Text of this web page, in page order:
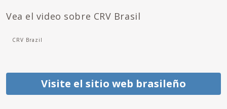
Vea el video sobre CRV Brasil
CRV Brazil
Visite el sitio web brasileño